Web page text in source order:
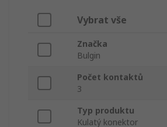
Vybrat vše
Značka
Bulgin
Počet kontaktů
3
Typ produktu
Kulatý konektor